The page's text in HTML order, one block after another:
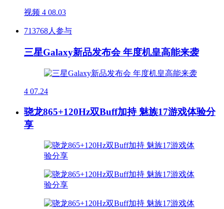
视频 4 08.03
713768人参与
三星Galaxy新品发布会 年度机皇高能来袭
4 07.24
骁龙865+120Hz双Buff加持 魅族17游戏体验分
享